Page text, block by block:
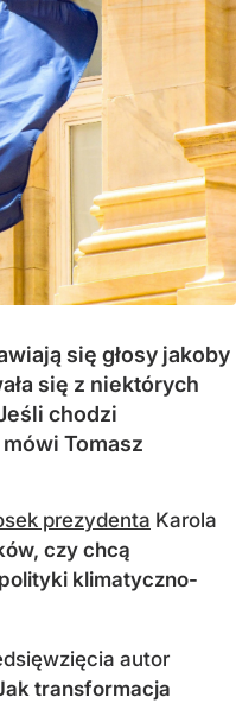
się głosy jakoby
się z niektórych
chodzi
Tomasz
prezydenta Karola
czy chcą
klimatyczno-
autor
transformacja